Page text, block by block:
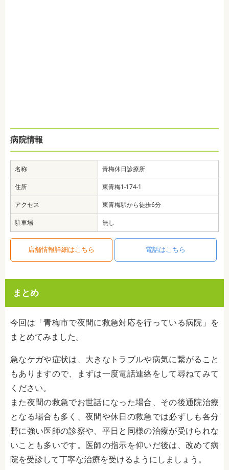
病院情報
名称 青梅休日診療所
住所 東青梅1-174-1
アクセス 東青梅駅から徒歩6分
駐車場 無し
店舗情報詳細はこちら 電話はこちら
まとめ
今回は「青梅市で夜間に救急対応を行っている病院」を
まとめてみました。
急なケガや症状は、大きなトラブルや病気に繋がること
もありますので、まずは一度電話連絡をして尋ねてみて
ください。
また夜間の救急でお世話になった場合、その後通院治療
となる場合も多く、夜間や休日の救急では必ずしも各分
野に強い医師の診察や、平日と同様の治療が受けられな
いことも多いです。医師の指示を仰いだ後は、改めて病
院を受診して丁寧な治療を受けるようにしましょう。